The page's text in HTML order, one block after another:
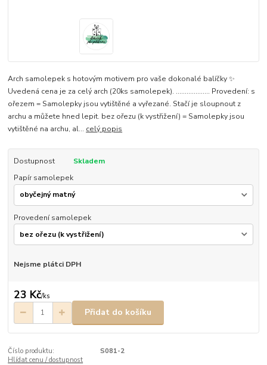
Arch samolepek s hotovým motivem pro vaše dokonalé balíčky ✨
Uvedená cena je za celý arch (20ks samolepek). ................... Provedení: s
ořezem = Samolepky jsou vytištěné a vyřezané. Stačí je sloupnout z
archu a můžete hned lepit. bez ořezu (k vystřižení) = Samolepky jsou
vytištěné na archu, al... celý popis
Dostupnost
Skladem
Papír samolepek
Provedení samolepek
Nejsme plátci DPH
23 Kč/ks
Přidat do košíku
Číslo produktu:
S081-2
Hlídat cenu / dostupnost